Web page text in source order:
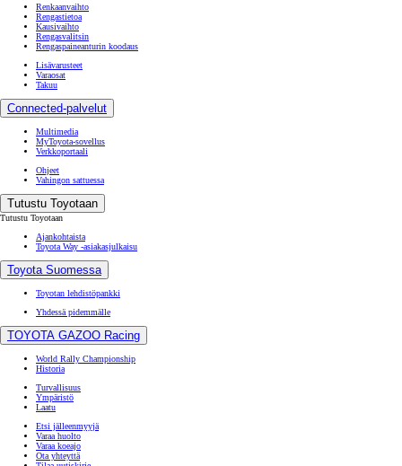
Renkaanvaihto
Rengastietoa
Kausivaihto
Rengasvalitsin
Rengaspaineanturin koodaus
Lisävarusteet
Varaosat
Takuu
Connected-palvelut
Multimedia
MyToyota-sovellus
Verkkoportaali
Ohjeet
Vahingon sattuessa
Tutustu Toyotaan
Tutustu Toyotaan
Ajankohtaista
Toyota Way -asiakasjulkaisu
Toyota Suomessa
Toyotan lehdistöpankki
Yhdessä pidemmälle
TOYOTA GAZOO Racing
World Rally Championship
Historia
Turvallisuus
Ympäristö
Laatu
Etsi jälleenmyyjä
Varaa huolto
Varaa koeajo
Ota yhteyttä